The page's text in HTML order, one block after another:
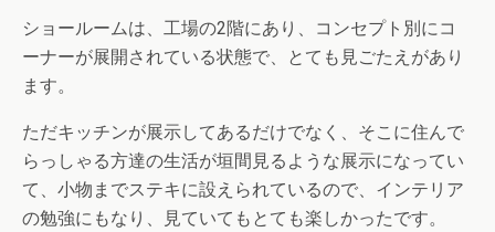
ショールームは、工場の2階にあり、コンセプト別にコ
ーナーが展開されている状態で、とても見ごたえがあり
ます。
ただキッチンが展示してあるだけでなく、そこに住んで
らっしゃる方達の生活が垣間見るような展示になってい
て、小物までステキに設えられているので、インテリア
の勉強にもなり、見ていてもとても楽しかったです。